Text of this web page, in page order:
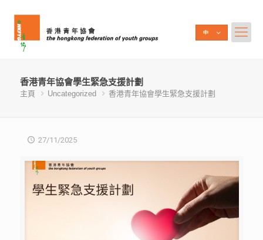
香港青年協會學生緊急支援計劃
主頁 Uncategorized 香港青年協會學生緊急支援計劃
27/11/2025